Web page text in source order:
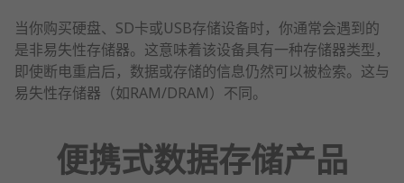
当你购买硬盘、SD卡或USB存储设备时，你通常会遇到的
是非易失性存储器。这意味着该设备具有一种存储器类型，
即使断电重启后，数据或存储的信息仍然可以被检索。这与
易失性存储器（如RAM/DRAM）不同。
便携式数据存储产品